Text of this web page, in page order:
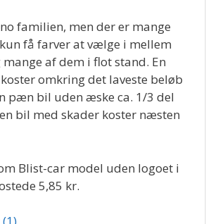
familien, men der er mange
få farver at vælge i mellem
af dem i flot stand. En
omkring det laveste beløb
pæn bil uden æske ca. 1/3 del
bil med skader koster næsten
Blist-car model uden logoet i
5,85 kr.